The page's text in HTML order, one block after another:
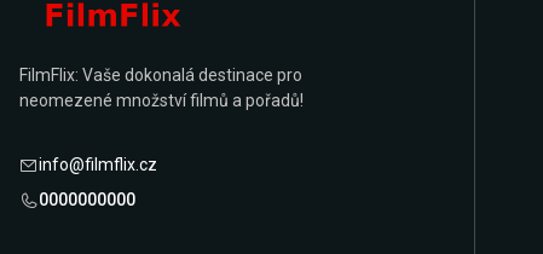
FilmFlix: Vaše dokonalá destinace pro
neomezené množství filmů a pořadů!
info@filmflix.cz
0000000000